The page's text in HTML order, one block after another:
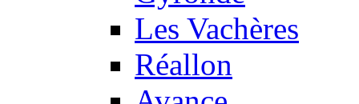
Les Vachères
Réallon